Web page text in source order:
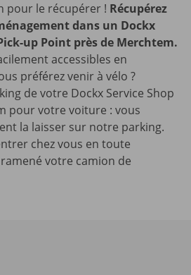
pour le récupérer ! Récupérez
dans un Dockx
up Point près de Merchtem.
accessibles en
préférez venir à vélo ?
de votre Dockx Service Shop
pour votre voiture : vous
la laisser sur notre parking.
chez vous en toute
votre camion de